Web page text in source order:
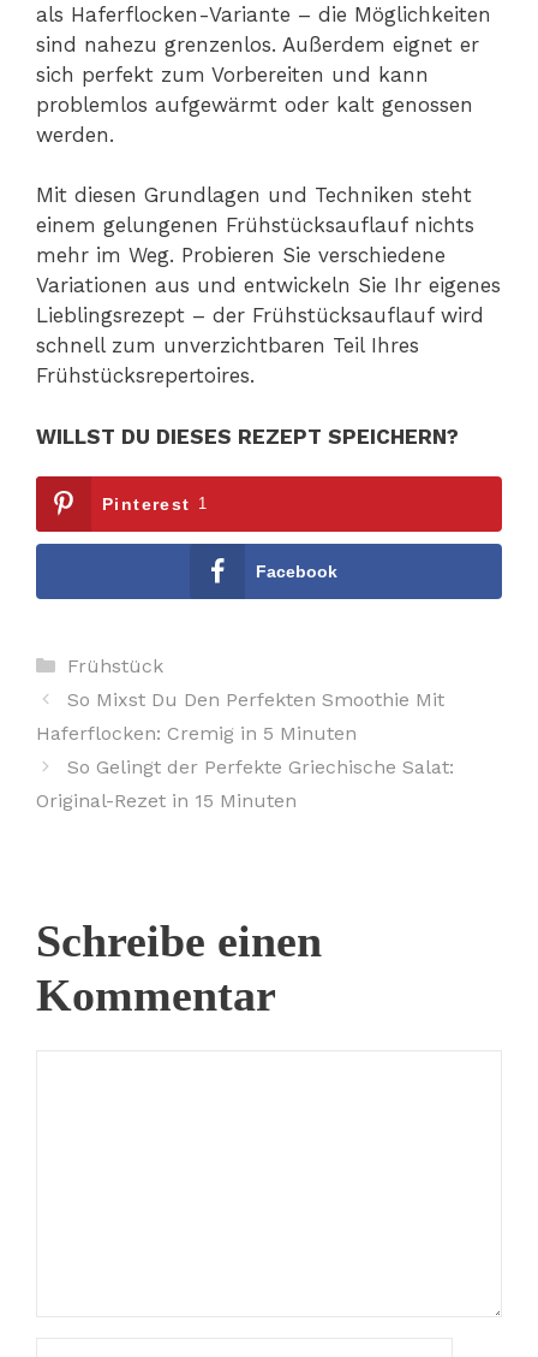
als Haferflocken-Variante – die Möglichkeiten
sind nahezu grenzenlos. Außerdem eignet er
sich perfekt zum Vorbereiten und kann
problemlos aufgewärmt oder kalt genossen
werden.
Mit diesen Grundlagen und Techniken steht
einem gelungenen Frühstücksauflauf nichts
mehr im Weg. Probieren Sie verschiedene
Variationen aus und entwickeln Sie Ihr eigenes
Lieblingsrezept – der Frühstücksauflauf wird
schnell zum unverzichtbaren Teil Ihres
Frühstücksrepertoires.
WILLST DU DIESES REZEPT SPEICHERN?
Pinterest 1
Facebook
Kategorien
Frühstück
So Mixst Du Den Perfekten Smoothie Mit
Haferflocken: Cremig in 5 Minuten
So Gelingt der Perfekte Griechische Salat:
Original-Rezet in 15 Minuten
Schreibe einen
Kommentar